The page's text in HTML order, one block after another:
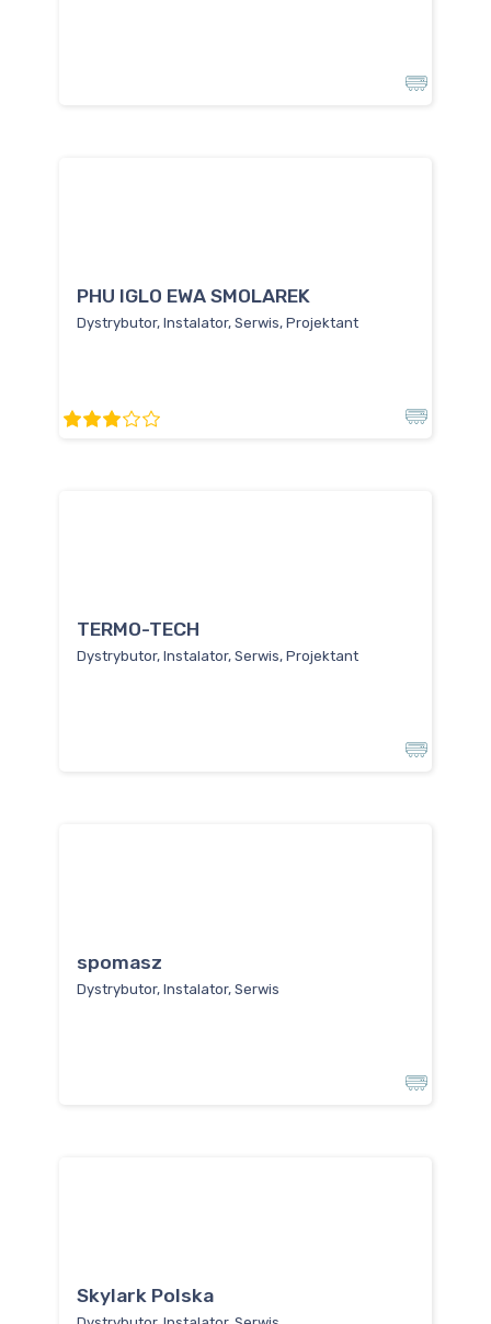
PHU IGLO EWA SMOLAREK
Dystrybutor, Instalator, Serwis, Projektant
TERMO-TECH
Dystrybutor, Instalator, Serwis, Projektant
spomasz
Dystrybutor, Instalator, Serwis
Skylark Polska